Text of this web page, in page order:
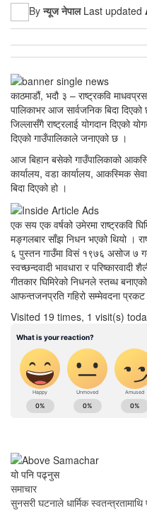
Byन्यूज नेपाल Last updated
काठमाडौं, भदौ ३ – राष्ट्रकवि
पालिकाभर आज सार्वजनिक बिदा
जिल्लासँगै राष्ट्रलाई योगदान दिएको
दिएको गाउँपालिकाले जनाएको छ ।
आज बिहान बसेको गाउँपालिकाको
कार्यालय, वडा कार्यालय, आकस्मिक
बिदा दिएको हो ।
एक सय एक वर्षको उमेरमा राष्ट्रकवि
मङ्गलबार साँझ निधन भएको थियो ।
६ पुस्तन गाउँमा विसं १९७६ असोज ७ गते
स्वच्छन्दवादी भावधारा र
गीतकार घिमिरेको निधनले स्तब्ध
आफन्तजनप्रति गहिरो सम्मेवदना
Visited 19 times, 1 visit(s)
यो पनि पढ्नुस
समाचार
सुनसरी घटनाले धार्मिक स्वतन्त्रतामाथि